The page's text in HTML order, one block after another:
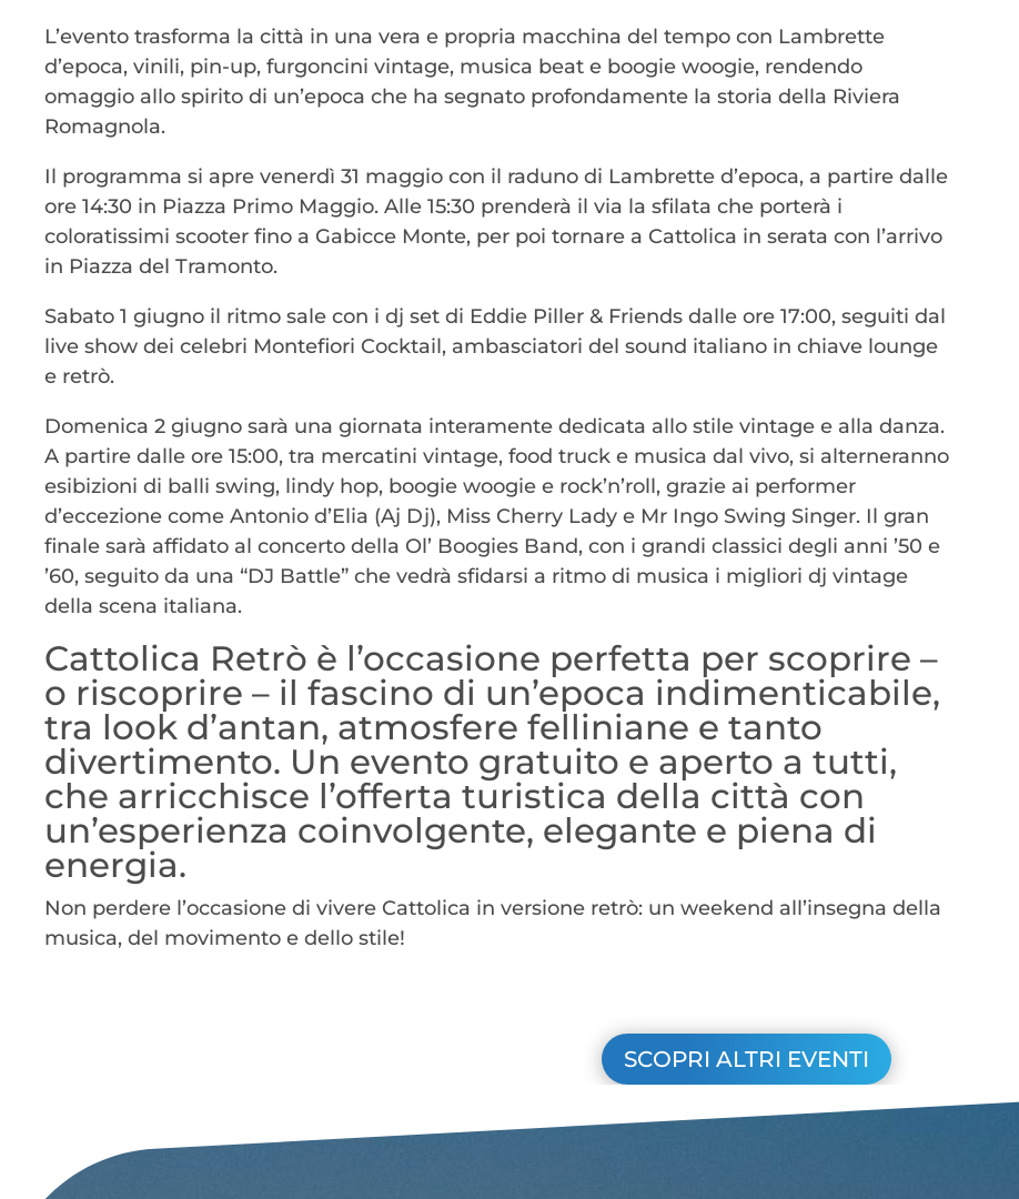
L’evento trasforma la città in una vera e propria macchina del tempo con Lambrette
d’epoca, vinili, pin-up, furgoncini vintage, musica beat e boogie woogie, rendendo
omaggio allo spirito di un’epoca che ha segnato profondamente la storia della Riviera
Romagnola.
Il programma si apre venerdì 31 maggio con il raduno di Lambrette d’epoca, a partire dalle
ore 14:30 in Piazza Primo Maggio. Alle 15:30 prenderà il via la sfilata che porterà i
coloratissimi scooter fino a Gabicce Monte, per poi tornare a Cattolica in serata con l’arrivo
in Piazza del Tramonto.
Sabato 1 giugno il ritmo sale con i dj set di Eddie Piller & Friends dalle ore 17:00, seguiti dal
live show dei celebri Montefiori Cocktail, ambasciatori del sound italiano in chiave lounge
e retrò.
Domenica 2 giugno sarà una giornata interamente dedicata allo stile vintage e alla danza.
A partire dalle ore 15:00, tra mercatini vintage, food truck e musica dal vivo, si alterneranno
esibizioni di balli swing, lindy hop, boogie woogie e rock’n’roll, grazie ai performer
d’eccezione come Antonio d’Elia (Aj Dj), Miss Cherry Lady e Mr Ingo Swing Singer. Il gran
finale sarà affidato al concerto della Ol’ Boogies Band, con i grandi classici degli anni ’50 e
’60, seguito da una “DJ Battle” che vedrà sfidarsi a ritmo di musica i migliori dj vintage
della scena italiana.
Cattolica Retrò è l’occasione perfetta per scoprire –
o riscoprire – il fascino di un’epoca indimenticabile,
tra look d’antan, atmosfere felliniane e tanto
divertimento. Un evento gratuito e aperto a tutti,
che arricchisce l’offerta turistica della città con
un’esperienza coinvolgente, elegante e piena di
energia.
Non perdere l’occasione di vivere Cattolica in versione retrò: un weekend all’insegna della
musica, del movimento e dello stile!
SCOPRI ALTRI EVENTI